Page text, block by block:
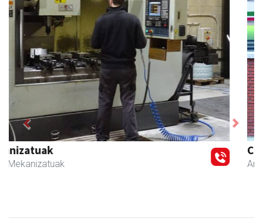
Coviran Karrika
Andoain - Janari-dendak
Previous Next